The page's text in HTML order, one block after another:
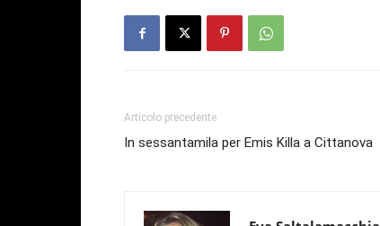
Articolo precedente
In sessantamila per Emis Killa a Cittanova